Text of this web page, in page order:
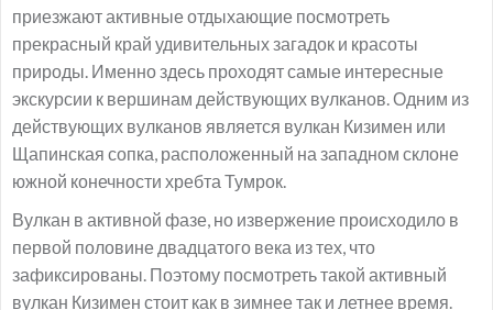
приезжают активные отдыхающие посмотреть
прекрасный край удивительных загадок и красоты
природы. Именно здесь проходят самые интересные
экскурсии к вершинам действующих вулканов. Одним из
действующих вулканов является вулкан Кизимен или
Щапинская сопка, расположенный на западном склоне
южной конечности хребта Тумрок.
Вулкан в активной фазе, но извержение происходило в
первой половине двадцатого века из тех, что
зафиксированы. Поэтому посмотреть такой активный
вулкан Кизимен стоит как в зимнее так и летнее время.